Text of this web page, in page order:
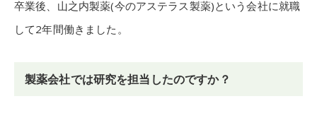
卒業後、山之内製薬(今のアステラス製薬)という会社に就職
して2年間働きました。
製薬会社では研究を担当したのですか？